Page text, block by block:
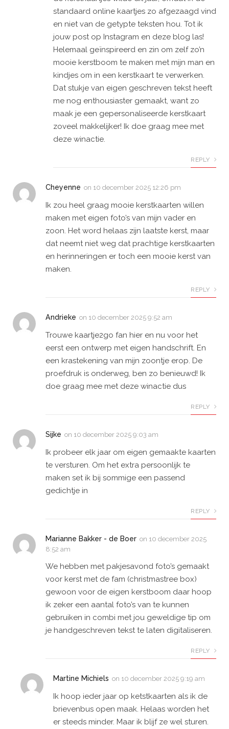
standaard online kaartjes zo afgezaagd vind
en niet van de getypte teksten hou. Tot ik
jouw post op Instagram en deze blog las!
Helemaal geïnspireerd en zin om zelf zo’n
mooie kerstboom te maken met mijn man en
kindjes om in een kerstkaart te verwerken.
Dat stukje van eigen geschreven tekst heeft
me nog enthousiaster gemaakt, want zo
maak je een gepersonaliseerde kerstkaart
zoveel makkelijker! Ik doe graag mee met
deze winactie.
REPLY
Cheyenne on 10 december 2025 12:26 pm
Ik zou heel graag mooie kerstkaarten willen
maken met eigen foto’s van mijn vader en
zoon. Het word helaas zijn laatste kerst, maar
dat neemt niet weg dat prachtige kerstkaarten
en herinneringen er toch een mooie kerst van
maken.
REPLY
Andrieke on 10 december 2025 9:52 am
Trouwe kaartje2go fan hier en nu voor het
eerst een ontwerp met eigen handschrift. En
een krastekening van mijn zoontje erop. De
proefdruk is onderweg, ben zo benieuwd! Ik
doe graag mee met deze winactie dus
REPLY
Sijke on 10 december 2025 9:03 am
Ik probeer elk jaar om eigen gemaakte kaarten
te versturen. Om het extra persoonlijk te
maken set ik bij sommige een passend
gedichtje in
REPLY
Marianne Bakker - de Boer on 10 december 2025
8:52 am
We hebben met pakjesavond foto’s gemaakt
voor kerst met de fam (christmastree box)
gewoon voor de eigen kerstboom daar hoop
ik zeker een aantal foto’s van te kunnen
gebruiken in combi met jou geweldige tip om
je handgeschreven tekst te laten digitaliseren.
REPLY
Martine Michiels on 10 december 2025 9:19 am
Ik hoop ieder jaar op ketstkaarten als ik de
brievenbus open maak. Helaas worden het
er steeds minder. Maar ik blijf ze wel sturen.